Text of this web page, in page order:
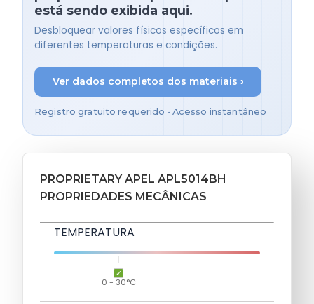
está sendo exibida aqui.
Desbloquear valores físicos específicos em
diferentes temperaturas e condições.
Ver dados completos dos materiais ›
Registro gratuito requerido • Acesso instantâneo
PROPRIETARY APEL APL5014BH
PROPRIEDADES MECÂNICAS
TEMPERATURA
0 - 30°C